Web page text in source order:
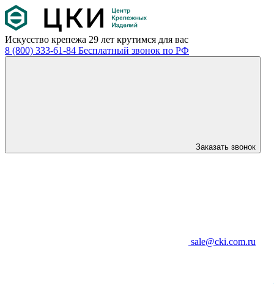
Искусство крепежа 29 лет крутимся для вас
8 (800) 333-61-84 Бесплатный звонок по РФ
Заказать звонок
sale@cki.com.ru